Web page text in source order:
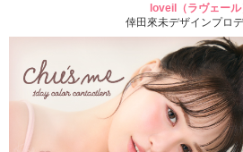
loveil（ラヴェール
倖田來未デザインプロ